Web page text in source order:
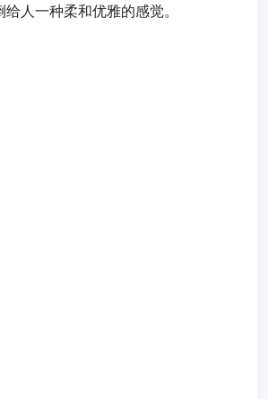
人一种柔和优雅的感觉。